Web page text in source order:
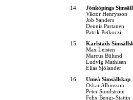
14
Jönköpings
Viktor Henrysson
Job Sanders
Dennis Partanen
Patrik Petkoczi
15
Karlstads
Max Leisten
Marcus Bülund
Ludvig Mathisen
Elias Sjölander
16
Umeå Simsällskap
Oskar Albinsson
Peter Sundström
Felix Bengs-Stattin